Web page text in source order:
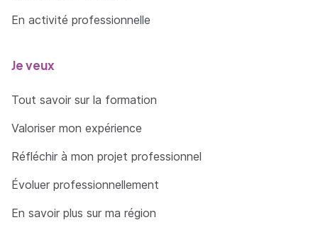
En activité professionnelle
Je veux
Tout savoir sur la formation
Valoriser mon expérience
Réfléchir à mon projet professionnel
Évoluer professionnellement
En savoir plus sur ma région